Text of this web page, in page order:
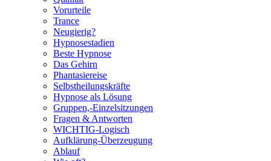
Vorurteile
Trance
Neugierig?
Hypnosestadien
Beste Hypnose
Das Gehirn
Phantasiereise
Selbstheilungskräfte
Hypnose als Lösung
Gruppen,-Einzelsitzungen
Fragen & Antworten
WICHTIG-Logisch
Aufklärung-Überzeugung
Ablauf